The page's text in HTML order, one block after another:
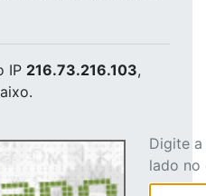
IP 216.73.216.103,
Digite
lado no